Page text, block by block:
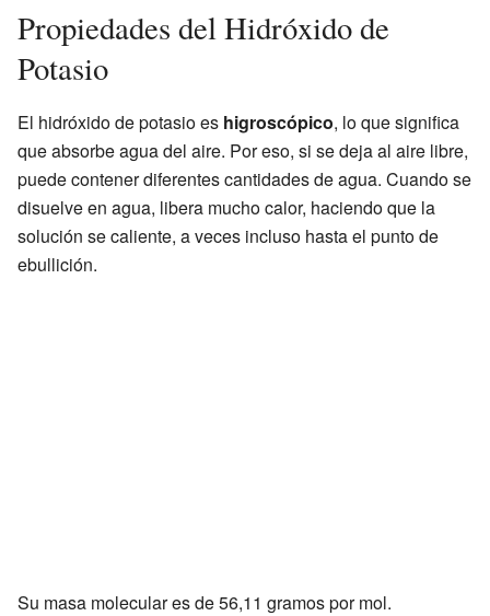
Propiedades del Hidróxido de
Potasio
El hidróxido de potasio es higroscópico, lo que significa
que absorbe agua del aire. Por eso, si se deja al aire libre,
puede contener diferentes cantidades de agua. Cuando se
disuelve en agua, libera mucho calor, haciendo que la
solución se caliente, a veces incluso hasta el punto de
ebullición.
Su masa molecular es de 56,11 gramos por mol.